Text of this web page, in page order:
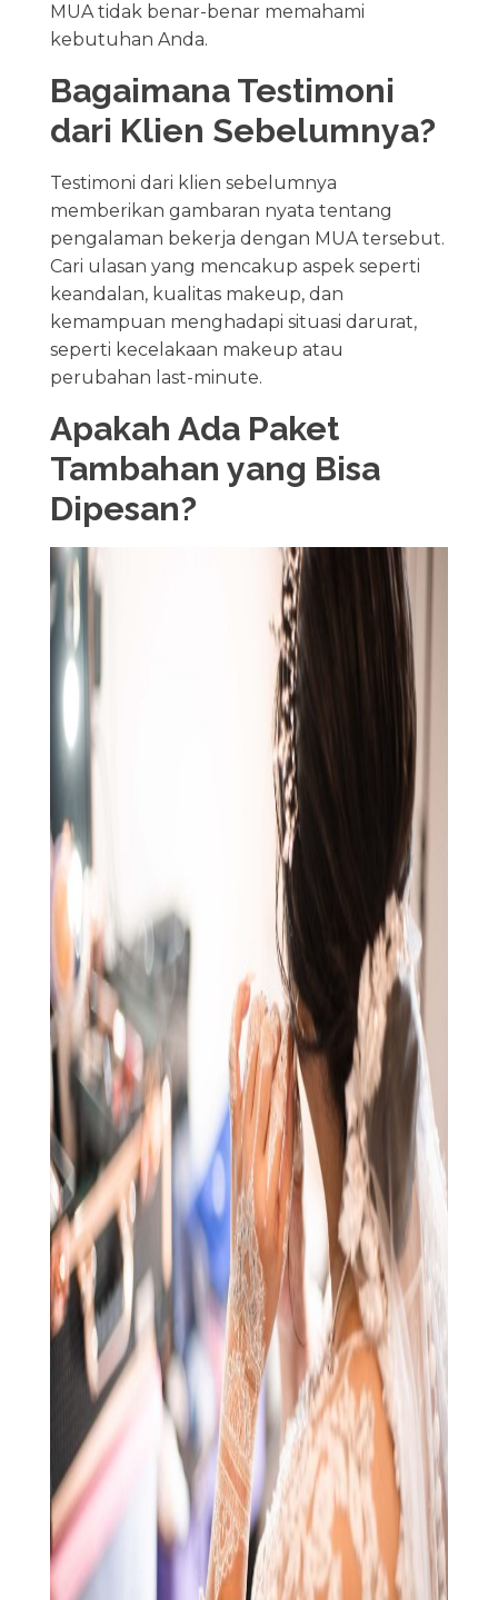
MUA tidak benar-benar memahami
kebutuhan Anda.
Bagaimana Testimoni
dari Klien Sebelumnya?
Testimoni dari klien sebelumnya
memberikan gambaran nyata tentang
pengalaman bekerja dengan MUA tersebut.
Cari ulasan yang mencakup aspek seperti
keandalan, kualitas makeup, dan
kemampuan menghadapi situasi darurat,
seperti kecelakaan makeup atau
perubahan last-minute.
Apakah Ada Paket
Tambahan yang Bisa
Dipesan?